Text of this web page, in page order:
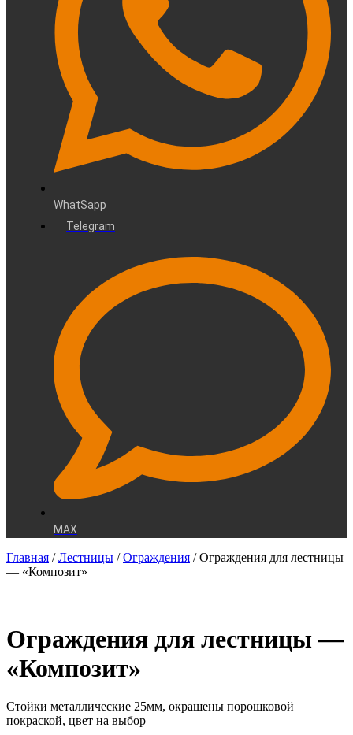
WhatSapp
Telegram
MAX
Главная /Лестницы /Ограждения / Ограждения для лестницы
— «Композит»
Ограждения для лестницы —
«Композит»
Стойки металлические 25мм, окрашены порошковой
покраской, цвет на выбор